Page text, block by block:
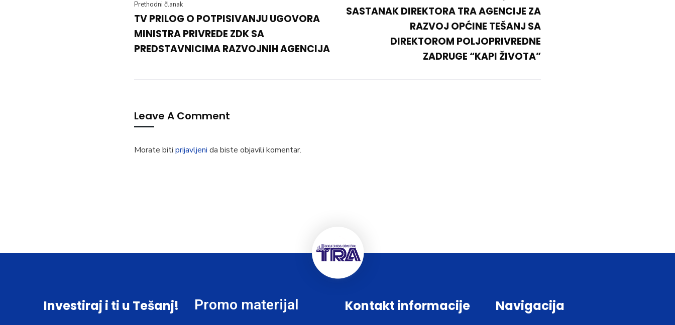
Prethodni članak
TV PRILOG O POTPISIVANJU UGOVORA
MINISTRA PRIVREDE ZDK SA
PREDSTAVNICIMA RAZVOJNIH AGENCIJA
SASTANAK DIREKTORA TRA AGENCIJE ZA
RAZVOJ OPĆINE TEŠANJ SA
DIREKTOROM POLJOPRIVREDNE
ZADRUGE “KAPI ŽIVOTA”
Leave A Comment
Morate biti prijavljeni da biste objavili komentar.
Investiraj i ti u Tešanj! Promo materijal Kontakt informacije Navigacija